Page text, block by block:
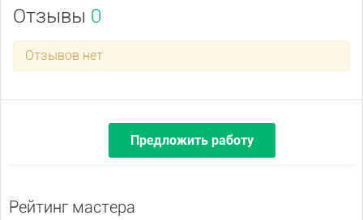
Отзывы 0
Отзывов нет
Предложить работу
Рейтинг мастера